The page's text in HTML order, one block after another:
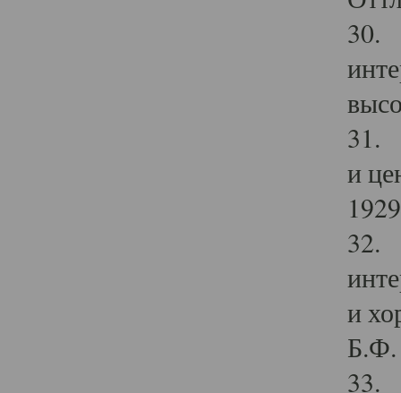
30.
31.
и
32.
и
Б.Ф.
33.